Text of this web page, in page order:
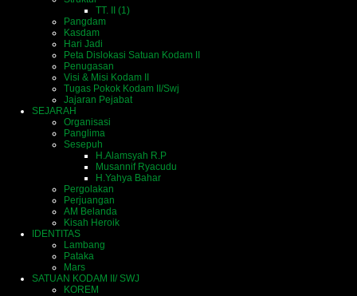
TT. II (1)
Pangdam
Kasdam
Hari Jadi
Peta Dislokasi Satuan Kodam II
Penugasan
Visi & Misi Kodam II
Tugas Pokok Kodam II/Swj
Jajaran Pejabat
SEJARAH
Organisasi
Panglima
Sesepuh
H.Alamsyah R.P
Musannif Ryacudu
H.Yahya Bahar
Pergolakan
Perjuangan
AM Belanda
Kisah Heroik
IDENTITAS
Lambang
Pataka
Mars
SATUAN KODAM II/ SWJ
KOREM